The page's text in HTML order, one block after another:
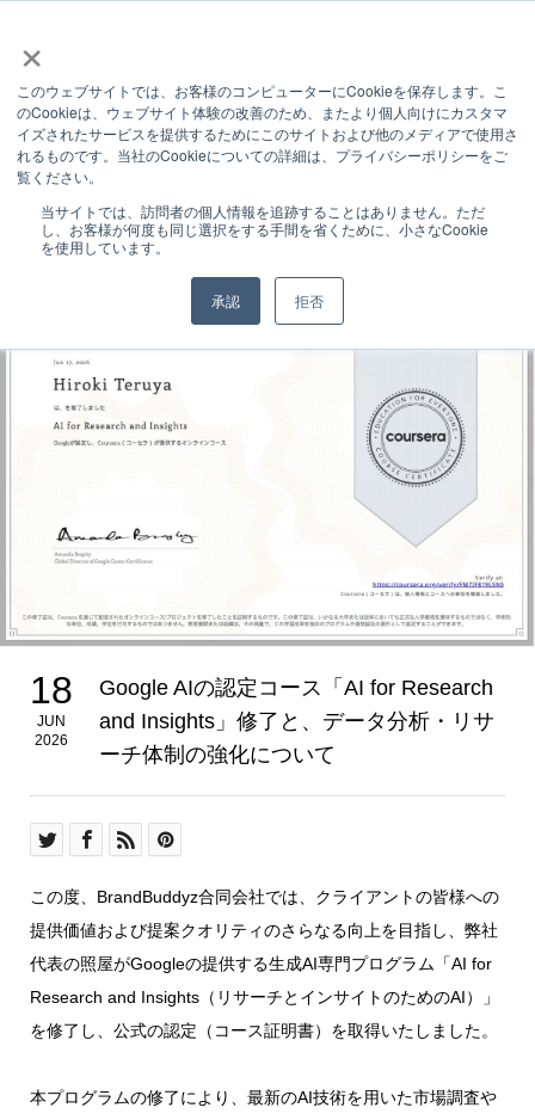
×
このウェブサイトでは、お客様のコンピューターにCookieを保存します。こ
のCookieは、ウェブサイト体験の改善のため、またより個人向けにカスタマ
イズされたサービスを提供するためにこのサイトおよび他のメディアで使用さ
れるものです。当社のCookieについての詳細は、プライバシーポリシーをご
覧ください。
当サイトでは、訪問者の個人情報を追跡することはありません。ただ
し、お客様が何度も同じ選択をする手間を省くために、小さなCookie
を使用しています。
承認 拒否
INFORMATION
お知らせ
お知らせ Google AIの認定コース「AI for Research and Insights」修了と、データ分析・リサーチ体制の強化について
18
JUN
2026
Google AIの認定コース「AI for Research
and Insights」修了と、データ分析・リサ
ーチ体制の強化について
この度、BrandBuddyz合同会社では、クライアントの皆様への
提供価値および提案クオリティのさらなる向上を目指し、弊社
代表の照屋がGoogleの提供する生成AI専門プログラム「AI for
Research and Insights（リサーチとインサイトのためのAI）」
を修了し、公式の認定（コース証明書）を取得いたしました。
本プログラムの修了により、最新のAI技術を用いた市場調査や